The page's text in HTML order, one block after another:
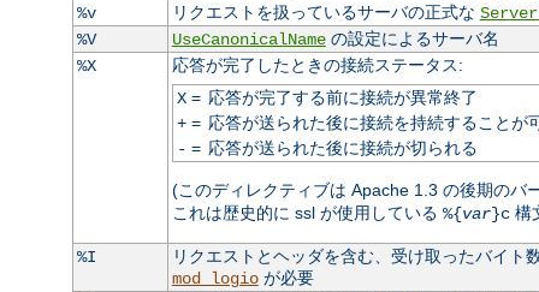
%v
リクエストを扱っているサーバの正式な
%V
UseCanonicalNameの設定によるサーバ名
%X
応答が完了したときの接続ステータス:
X= 応答が完了する前に接続が異常終了
+= 応答が送られた後に接続を持続することが
- = 応答が送られた後に接続が切られる
(このディレクティブは Apache 1.3 の後期のバ
これは歴史的に ssl が使用している %{var}c構
%I
リクエストとヘッダを含む、受け取ったバイ
mod_logioが必要